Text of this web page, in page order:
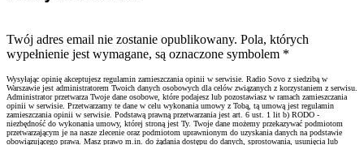
Twój adres email nie zostanie opublikowany. Pola, których
wypełnienie jest wymagane, są oznaczone symbolem *
Wysyłając opinię akceptujesz regulamin zamieszczania opinii w serwisie. Radio Sovo z siedzibą w
Warszawie jest administratorem Twoich danych osobowych dla celów związanych z korzystaniem z serwisu.
Administrator przetwarza Twoje dane osobowe, które podajesz lub pozostawiasz w ramach zamieszczania
opinii w serwisie. Przetwarzamy te dane w celu wykonania umowy z Tobą, tą umową jest regulamin
zamieszczania opinii w serwisie. Podstawą prawną przetwarzania jest art. 6 ust. 1 lit b) RODO -
niezbędność do wykonania umowy, której stroną jest Ty. Twoje dane możemy przekazywać podmiotom
przetwarzającym je na nasze zlecenie oraz podmiotom uprawnionym do uzyskania danych na podstawie
obowiązującego prawa. Masz prawo m.in. do żądania dostępu do danych, sprostowania, usunięcia lub